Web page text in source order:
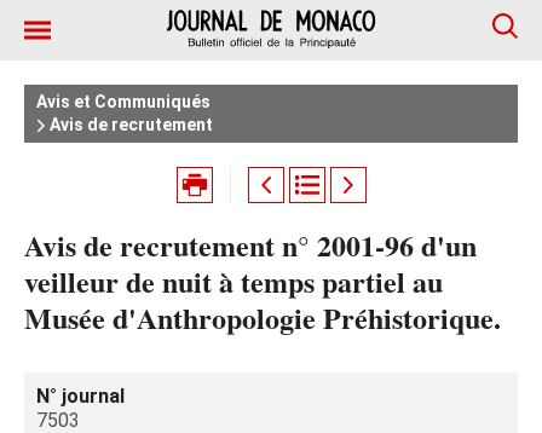
Avis et Communiqués
Avis de recrutement
Avis de recrutement n° 2001-96 d'un
veilleur de nuit à temps partiel au
Musée d'Anthropologie Préhistorique.
N° journal
7503